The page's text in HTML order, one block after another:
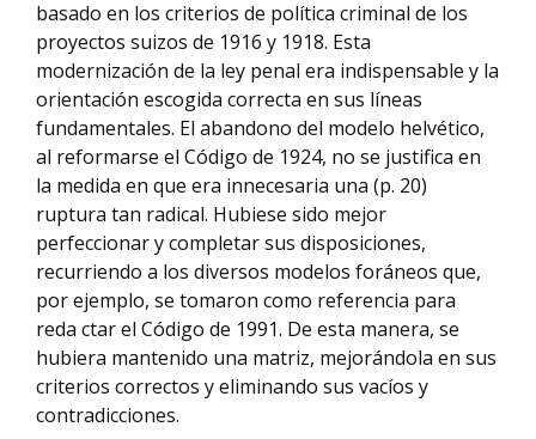
basado en los criterios de política criminal de los
proyectos suizos de 1916 y 1918. Esta
modernización de la ley penal era indispensable y la
orientación escogida correcta en sus líneas
fundamentales. El abandono del modelo helvético,
al reformarse el Código de 1924, no se justifica en
la medida en que era innecesaria una (p. 20)
ruptura tan radical. Hubiese sido mejor
perfeccionar y completar sus disposiciones,
recurriendo a los diversos modelos foráneos que,
por ejemplo, se tomaron como referencia para
reda ctar el Código de 1991. De esta manera, se
hubiera mantenido una matriz, mejorándola en sus
criterios correctos y eliminando sus vacíos y
contradicciones.